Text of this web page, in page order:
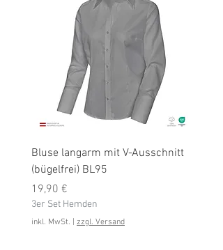
Bluse langarm mit V-Ausschnitt
(bügelfrei) BL95
Preis
19,90 €
3er Set Hemden
inkl. MwSt. zzgl. Versand